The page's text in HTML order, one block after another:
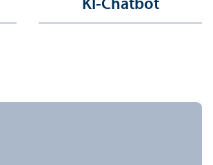
KI-Chatbot